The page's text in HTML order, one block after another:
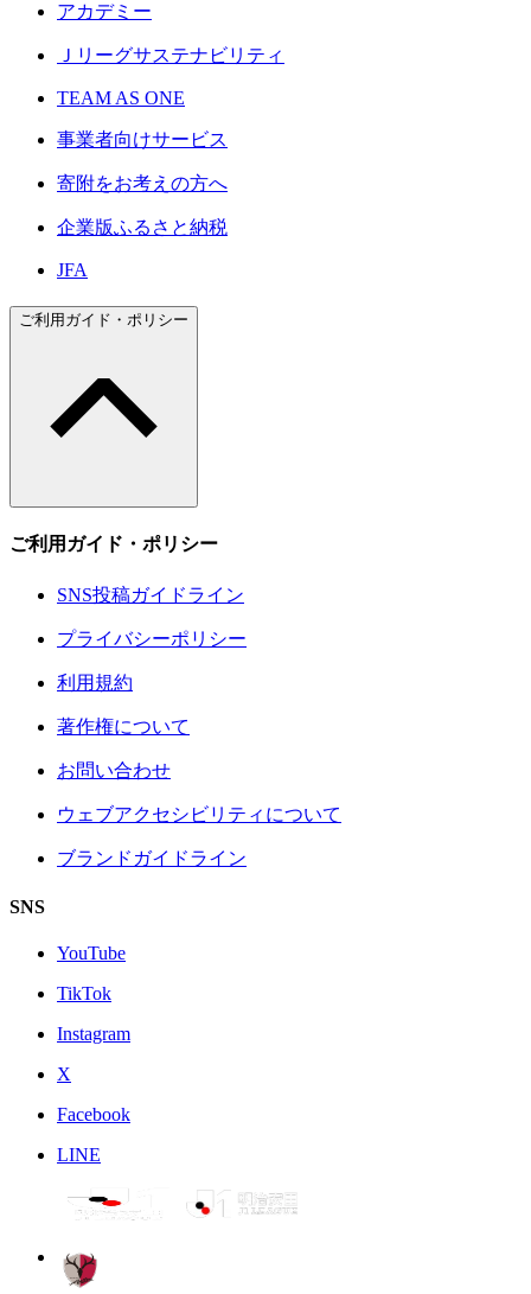
アカデミー
Ｊリーグサステナビリティ
TEAM AS ONE
事業者向けサービス
寄附をお考えの方へ
企業版ふるさと納税
JFA
ご利用ガイド・ポリシー
ご利用ガイド・ポリシー
SNS投稿ガイドライン
プライバシーポリシー
利用規約
著作権について
お問い合わせ
ウェブアクセシビリティについて
ブランドガイドライン
SNS
YouTube
TikTok
Instagram
X
Facebook
LINE